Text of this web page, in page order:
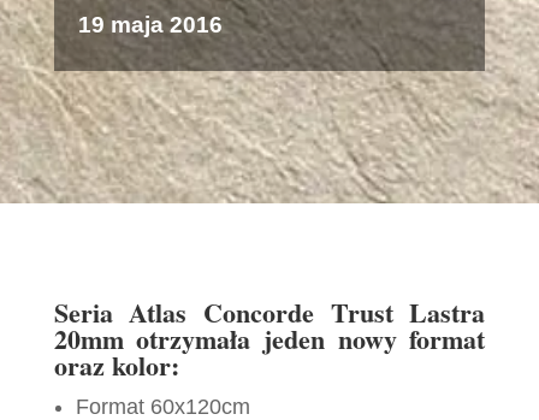
19 maja 2016
Seria Atlas Concorde Trust Lastra
20mm otrzymała jeden nowy format
oraz kolor:
Format 60x120cm